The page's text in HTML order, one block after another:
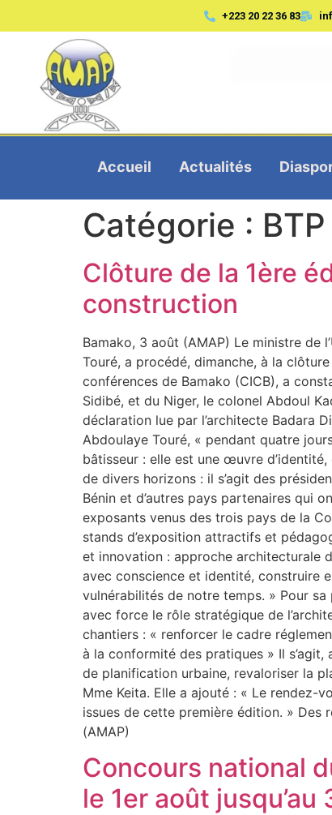
+223 20 22 36 83
Accueil Actualités
Catégorie : BTP
Clôture de la 1ère
construction
Bamako, 3 août (AMAP) Le ministre de
Touré, a procédé, dimanche, à la
conférences de Bamako (CICB), a
Sidibé, et du Niger, le colonel Abdoul
déclaration lue par l’architecte Badara
Abdoulaye Touré, « pendant quatre
bâtisseur : elle est une œuvre
de divers horizons : il s’agit des
Bénin et d’autres pays partenaires qui
exposants venus des trois pays de la
stands d’exposition attractifs et
et innovation : approche architecturale
avec conscience et identité, construire
vulnérabilités de notre temps. » Pour
avec force le rôle stratégique de
chantiers : « renforcer le cadre
à la conformité des pratiques » Il
de planification urbaine, revaloriser la
Mme Keita. Elle a ajouté : « Le rendez-
issues de cette première édition. » Des
(AMAP)
Concours national
le 1er août